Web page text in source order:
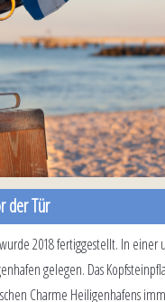
der Tür
2018 fertiggestellt. In einer
gelegen. Das
Charme Heiligenhafens